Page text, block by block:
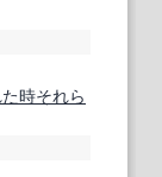
時それら